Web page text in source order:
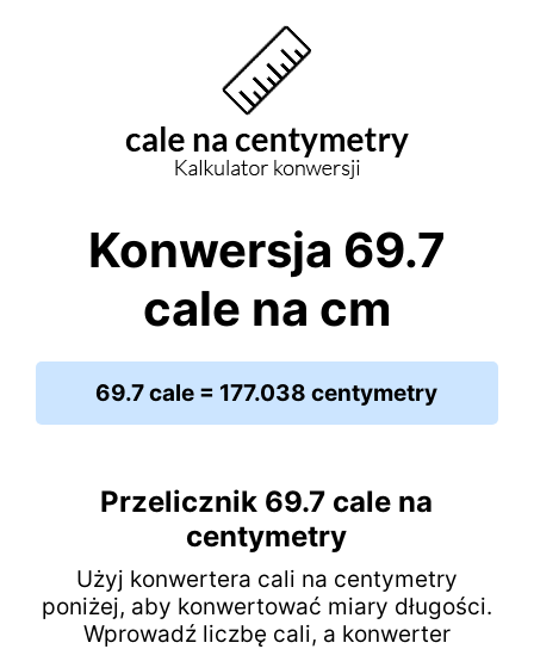
Konwersja 69.7
cale na cm
69.7 cale = 177.038 centymetry
Przelicznik 69.7 cale na
centymetry
Użyj konwertera cali na centymetry
poniżej, aby konwertować miary długości.
Wprowadź liczbę cali, a konwerter